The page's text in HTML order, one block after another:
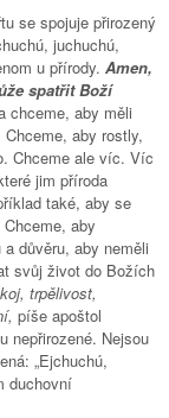
se spojuje přirozený
juchuchú,
u přírody. Amen,
spatřit Boží
chceme, aby měli
aby rostly,
Chceme ale víc. Víc
jim příroda
také, aby se
aby
důvěru, aby neměli
svůj život do Božích
trpělivost,
píše apoštol
nepřirozené. Nejsou
„Ejchuchú,
duchovní